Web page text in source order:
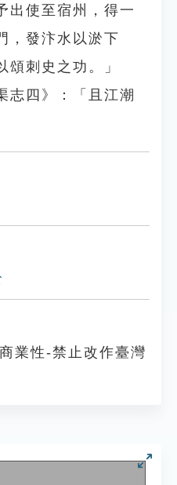
出使至宿州，得一
，發汴水以淤下
頌刺史之功。」
志四》：「且江潮
業性-禁止改作臺灣